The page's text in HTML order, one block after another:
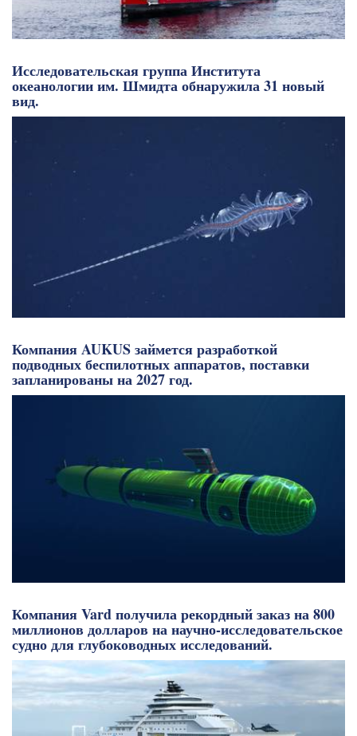
Исследовательская группа Института
океанологии им. Шмидта обнаружила 31 новый
вид.
Компания AUKUS займется разработкой
подводных беспилотных аппаратов, поставки
запланированы на 2027 год.
Компания Vard получила рекордный заказ на 800
миллионов долларов на научно-исследовательское
судно для глубоководных исследований.